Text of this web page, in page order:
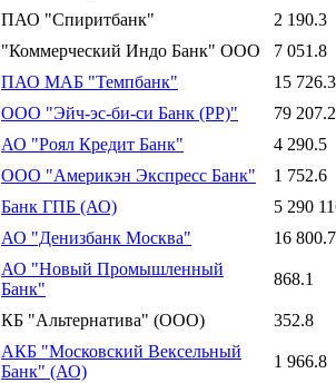
ПАО "Спиритбанк"
2 190.3
"Коммерческий Индо Банк" ООО
7 051.8
ПАО МАБ "Темпбанк"
15 726.3
ООО "Эйч-эс-би-си Банк (РР)"
79 207.2
АО "Роял Кредит Банк"
4 290.5
ООО "Америкэн Экспресс Банк"
1 752.6
Банк ГПБ (АО)
5 290
АО "Денизбанк Москва" 16 800.7
АО "Новый Промышленный
Банк"
868.1
КБ "Альтернатива" (ООО) 352.8
АКБ "Московский Вексельный
Банк" (АО)
1 966.8